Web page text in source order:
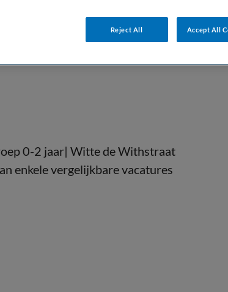
0-2 jaar| Witte de Withstraat
enkele vergelijkbare vacatures
Reject All Accept All